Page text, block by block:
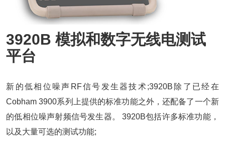
3920B 模拟和数字无线电测试
平台
新的低相位噪声RF信号发生器技术;3920B除了已经在
Cobham 3900系列上提供的标准功能之外，还配备了一个新
的低相位噪声射频信号发生器。 3920B包括许多标准功能，
以及大量可选的测试功能;